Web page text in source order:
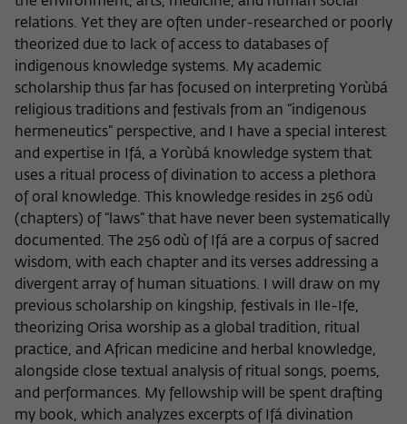
relations. Yet they are often under-researched or poorly
theorized due to lack of access to databases of
indigenous knowledge systems. My academic
scholarship thus far has focused on interpreting Yorùbá
religious traditions and festivals from an “indigenous
hermeneutics” perspective, and I have a special interest
and expertise in Ifá, a Yorùbá knowledge system that
uses a ritual process of divination to access a plethora
of oral knowledge. This knowledge resides in 256 odù
(chapters) of “laws” that have never been systematically
documented. The 256 odù of Ifá are a corpus of sacred
wisdom, with each chapter and its verses addressing a
divergent array of human situations. I will draw on my
previous scholarship on kingship, festivals in Ile-Ife,
theorizing Orisa worship as a global tradition, ritual
practice, and African medicine and herbal knowledge,
alongside close textual analysis of ritual songs, poems,
and performances. My fellowship will be spent drafting
my book, which analyzes excerpts of Ifá divination
Zweck
der/die Besucher:in durch eine Verlinkung
auf wiko-berlin.de weitergeleitet wurde.
Name _pk_ses
Anbieter Matomo
Laufzeit 30 Minuten
Zweck
Dieses kurzlebige Cookie wird dazu
verwendet, vorübergehend Daten über
den aktuellen Aufenthalt des Besuchs auf
der Webseite des Wissenschaftskollegs
zu speichern.
können